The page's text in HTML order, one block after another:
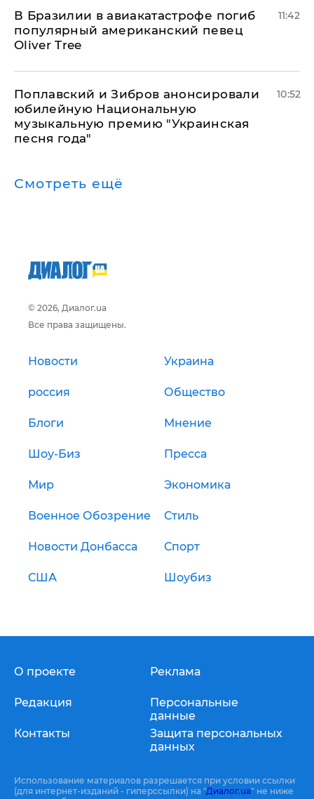
В Бразилии в авиакатастрофе погиб
популярный американский певец
Oliver Tree
11:42
Поплавский и Зибров анонсировали
юбилейную Национальную
музыкальную премию "Украинская
песня года"
10:52
Смотреть ещё
© 2026, Диалог.ua
Все права защищены.
Новости Украина
россия Общество
Блоги Мнение
Шоу-Биз Пресса
Мир Экономика
Военное Обозрение Стиль
Новости Донбасса Спорт
США Шоубиз
О проекте
Редакция
Контакты
Реклама
Персональные
данные
Защита персональных
данных
Использование материалов разрешается при условии ссылки
(для интернет-изданий - гиперссылки) на "Диалог.ua" не ниже